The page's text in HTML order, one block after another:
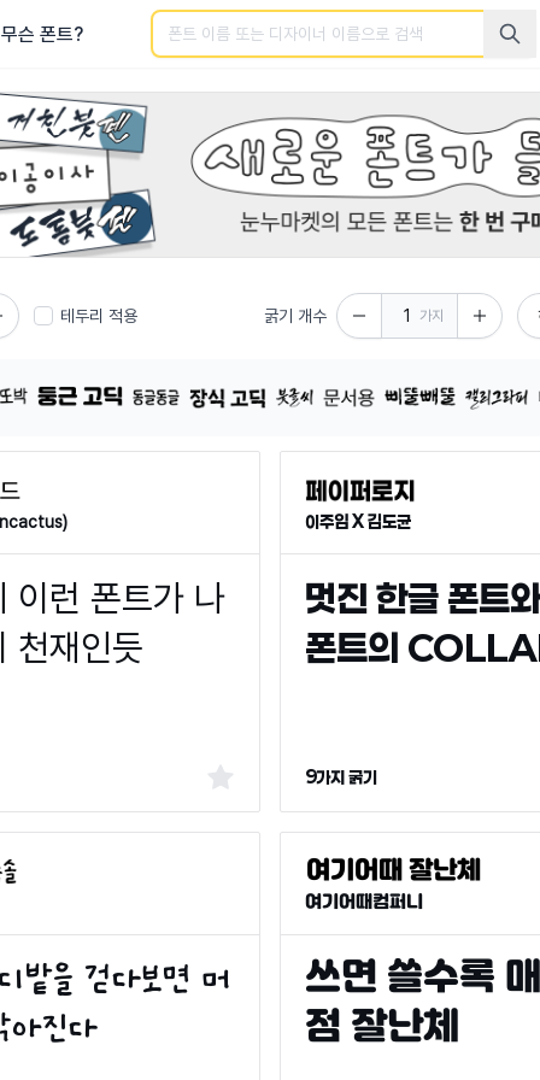
무슨 폰트?
검색
테두리 적용 굵기 개수 가지
이주임 X 김도균
9가지 굵기
여기어때컴퍼니